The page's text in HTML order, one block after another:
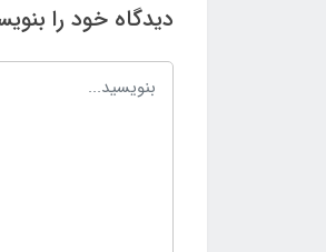
دیدگاه خود را